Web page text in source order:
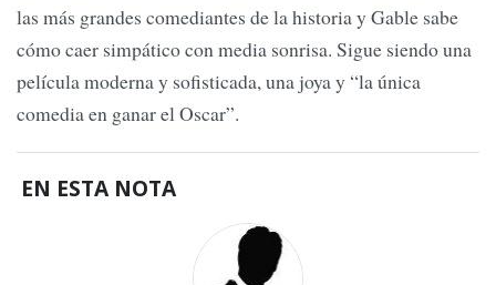
las más grandes comediantes de la historia y Gable sabe
cómo caer simpático con media sonrisa. Sigue siendo una
película moderna y sofisticada, una joya y “la única
comedia en ganar el Oscar”.
EN ESTA NOTA